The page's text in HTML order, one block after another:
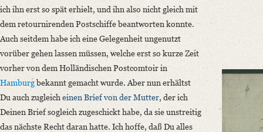
Manuscript
Provider: Dresden, Sächsische Landesbibliothek - Staats- und
OAI Id: DE-1a-34097
Classification Number: Mscr.Dresd.e.90,XIX,Bd.23,Nr.91
Number of Pages: 3S. auf Doppelbl., hs. m. U. u. Adresse
Format: 22,7 x 19 cm
Incipit: „[1] Liebster Bruder,
Daß mir Dein Brief sehr große Freude verursachte, nach so langem
ich ihn erst so spät erhielt, und ihn also nicht gleich mit
dem retournirenden Postschiffe beantworten konnte.
Auch seitdem habe ich eine Gelegenheit ungenutzt
vorüber gehen lassen müssen, welche erst so kurze Zeit
vorher von dem Holländischen Postcomtoir in
Hamburgbekannt gemacht wurde. Aber nun erhältst
Du auch zugleich einen Brief vonder Mutter, der ich
Deinen Brief sogleich zugeschickt habe, da sie unstreitig
das nächste Recht daran hatte. Ich hoffe, daß Du alles